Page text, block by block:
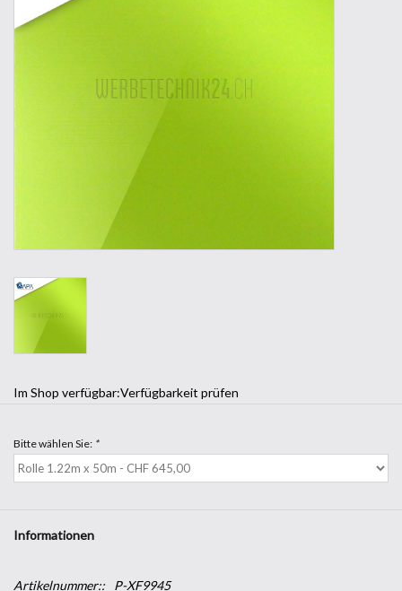
Werkzeuge
Im Shop verfügbar:Verfügbarkeit prüfen
Bitte wählen Sie: *
Informationen
Artikelnummer::
P-XF9945